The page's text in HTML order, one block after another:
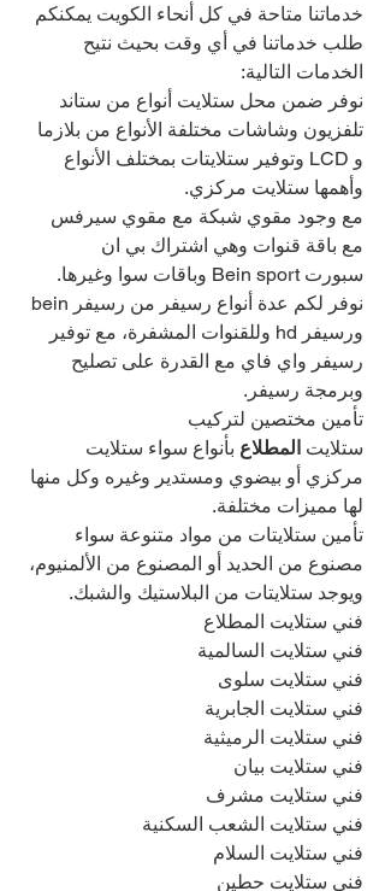
خدماتنا متاحة في كل أنحاء الكويت يمكنكم
طلب خدماتنا في أي وقت بحيث نتيح
الخدمات التالية:
نوفر ضمن محل ستلايت أنواع من ستاند
تلفزيون وشاشات مختلفة الأنواع من بلازما
و LCD وتوفير ستلايتات بمختلف الأنواع
وأهمها ستلايت مركزي.
مع وجود مقوي شبكة مع مقوي سيرفس
مع باقة قنوات وهي اشتراك بي ان
سبورت Bein sport وباقات سوا وغيرها.
ورسيفر hd وللقنوات المشفرة، مع توفير
رسيفر واي فاي مع القدرة على تصليح
وبرمجة رسيفر.
تأمين مختصين لتركيب
ستلايت المطلاع بأنواع سواء ستلايت
مركزي أو بيضوي ومستدير وغيره وكل منها
لها مميزات مختلفة.
تأمين ستلايتات من مواد متنوعة سواء
مصنوع من الحديد أو المصنوع من الألمنيوم،
ويوجد ستلايتات من البلاستيك والشبك.
فني ستلايت المطلاع
فني ستلايت السالمية
فني ستلايت سلوى
فني ستلايت الجابرية
فني ستلايت الرميثية
فني ستلايت بيان
فني ستلايت مشرف
فني ستلايت الشعب السكنية
فني ستلايت السلام
فني ستلايت حطين